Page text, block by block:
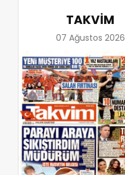
TAKVİM
07 Ağustos 2026